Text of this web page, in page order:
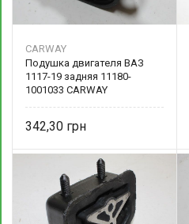
CARWAY
Подушка двигателя ВАЗ
1117-19 задняя 11180-
1001033 CARWAY
342,30